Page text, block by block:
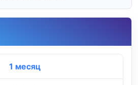
1 месяц